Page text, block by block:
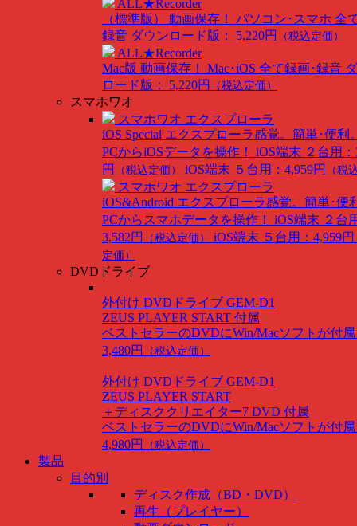
ALL★Recorder
（標準版） 動画保存！ パソコン･スマホ 全
録音 ダウンロード版： 5,220円 （税込定価）
ALL★Recorder
Mac版 動画保存！ Mac･iOS 全て録画･録音
ロード版： 5,220円
（税込定価）
スマホワオ
スマホワオ エクスプローラ
iOS Special エクスプローラ感覚。簡単･便利
PCからiOSデータを操作！ iOS端末 ２台用：
円
（税込定価） iOS端末 ５台用：4,959円 （税
スマホワオ エクスプローラ
iOS&Android エクスプローラ感覚。簡単･便
PCからスマホデータを操作！ iOS端末 ２台
3,582円
（税込定価） iOS端末 ５台用：4,959円
定価）
DVDドライブ
外付け DVDドライブ GEM-D1
ZEUS PLAYER START 付属
ベストセラーのDVDにWin/Macソフトが付
3,480円
（税込定価）
外付け DVDドライブ GEM-D1
ZEUS PLAYER START
＋ディスククリエイター7 DVD 付属
ベストセラーのDVDにWin/Macソフトが付
4,980円
（税込定価）
製品
目的別
ディスク作成（BD・DVD）
再生（プレイヤー）